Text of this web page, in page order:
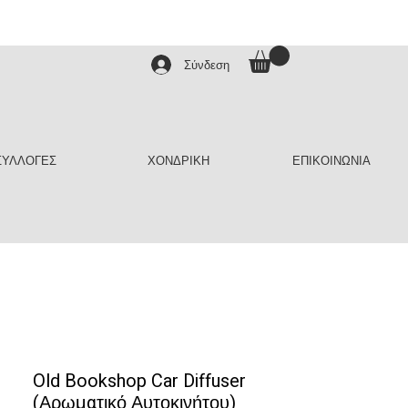
Σύνδεση
ΧΟΝΔΡΙΚΗ ΕΠΙΚΟΙΝΩΝΙΑ
Old Bookshop Car Diffuser